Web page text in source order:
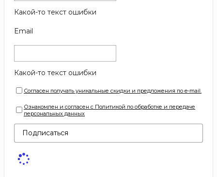
Какой-то текст ошибки
Email
Какой-то текст ошибки
Согласен получать уникальные скидки и предложения по e-mail.
Ознакомлен и согласен с Политикой по обработке и передаче
персональных данных
Подписаться